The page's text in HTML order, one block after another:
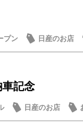
プン 日産のお店
記念
日産のお店